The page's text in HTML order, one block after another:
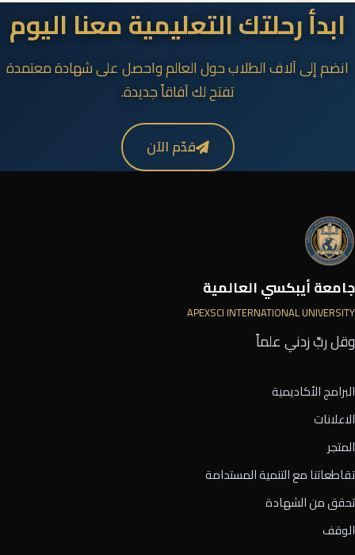
ابدأ رحلتك التعليمية معنا اليوم
انضم إلى آلاف الطلاب حول العالم واحصل على شهادة معتمدة
تفتح لك آفاقاً جديدة.
قدّم الآن
جامعة أيبكسي العالمية
APEXSCI INTERNATIONAL UNIVERSITY
وقل ربِّ زدني علماً
البرامج الأكاديمية
الاعلانات
المتجر
تقاطعاتنا مع التنمية المستدامة
تحقق من الشهادة
الوقف